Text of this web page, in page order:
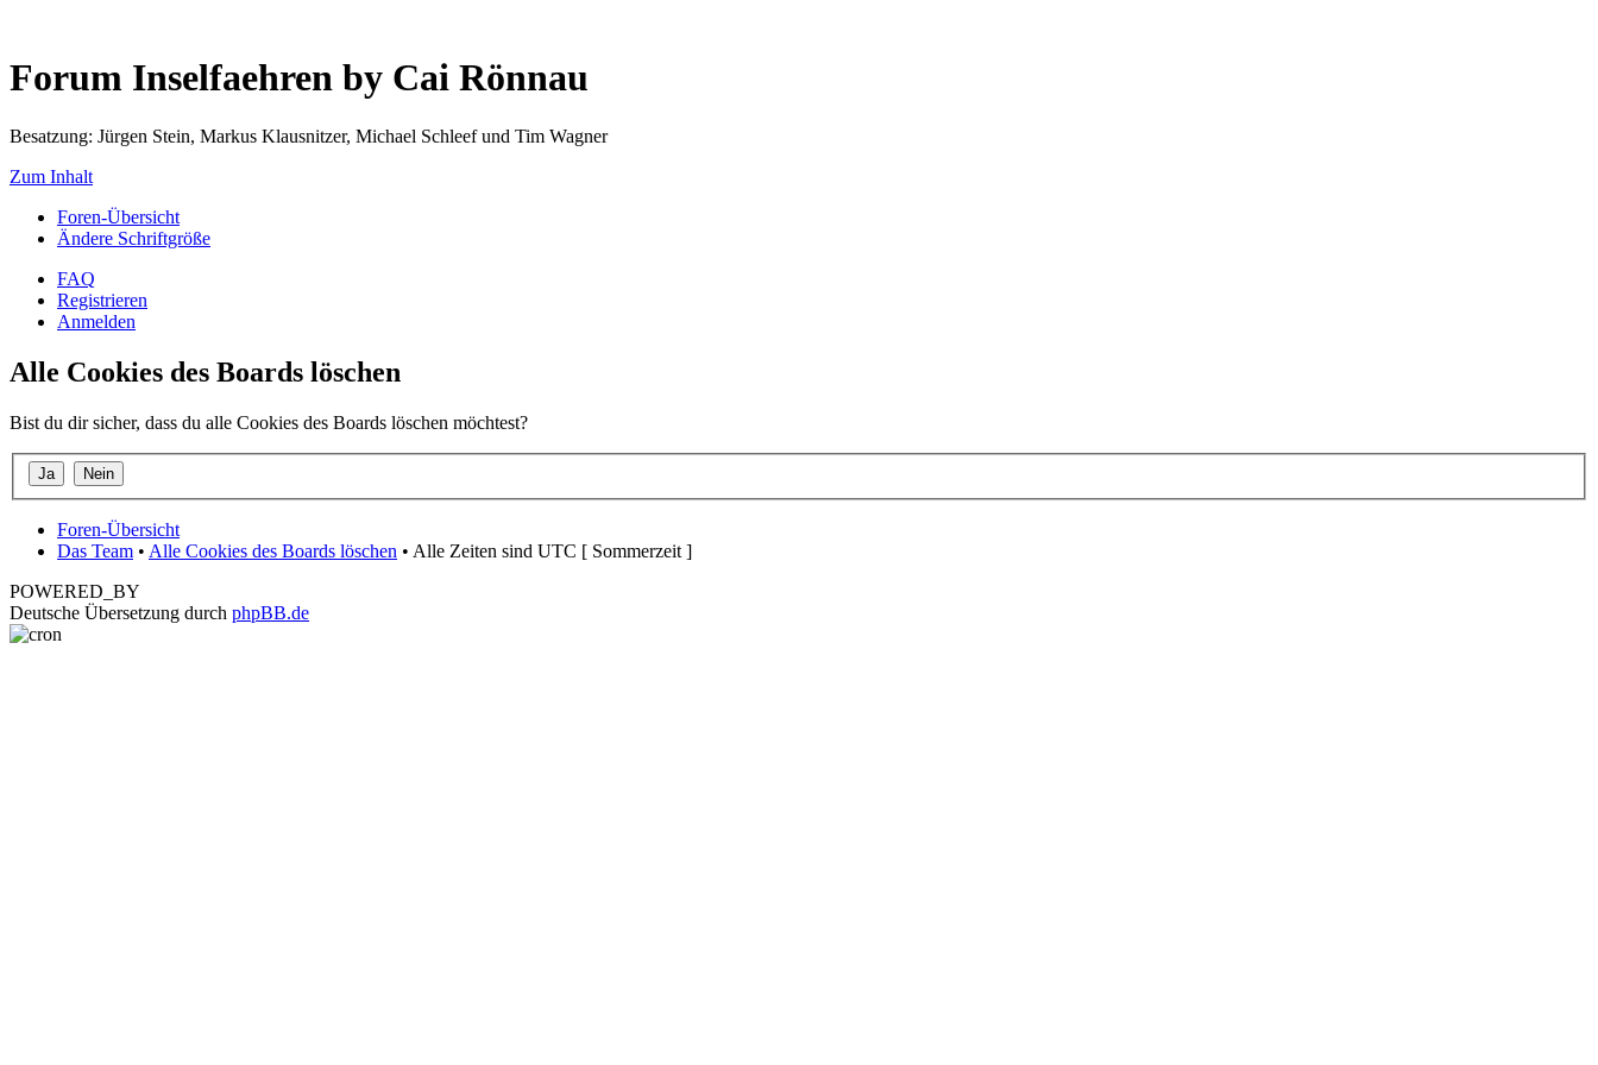
Forum Inselfaehren by Cai Rönnau
Besatzung: Jürgen Stein, Markus Klausnitzer, Michael Schleef und Tim Wagner
Zum Inhalt
Foren-Übersicht
Ändere Schriftgröße
FAQ
Registrieren
Anmelden
Alle Cookies des Boards löschen
Bist du dir sicher, dass du alle Cookies des Boards löschen möchtest?
Foren-Übersicht
Das Team • Alle Cookies des Boards löschen • Alle Zeiten sind UTC [ Sommerzeit ]
POWERED_BY
Deutsche Übersetzung durch phpBB.de